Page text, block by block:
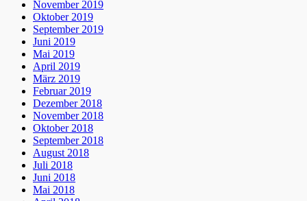
November 2019
Oktober 2019
September 2019
Juni 2019
Mai 2019
April 2019
März 2019
Februar 2019
Dezember 2018
November 2018
Oktober 2018
September 2018
August 2018
Juli 2018
Juni 2018
Mai 2018